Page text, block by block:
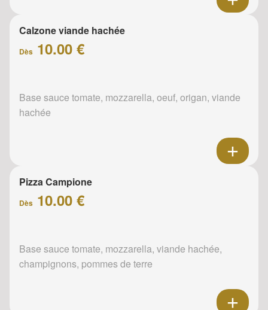
Calzone viande hachée
Dès 10.00 €
Base sauce tomate, mozzarella, oeuf, origan, viande
hachée
Pizza Campione
Dès 10.00 €
Base sauce tomate, mozzarella, viande hachée,
champignons, pommes de terre